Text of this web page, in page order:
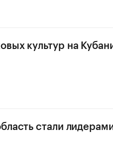
культур на
стали